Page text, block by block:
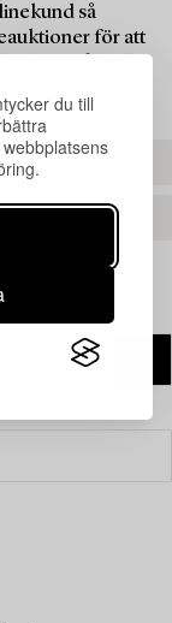
du till
så
för att
oss måste du